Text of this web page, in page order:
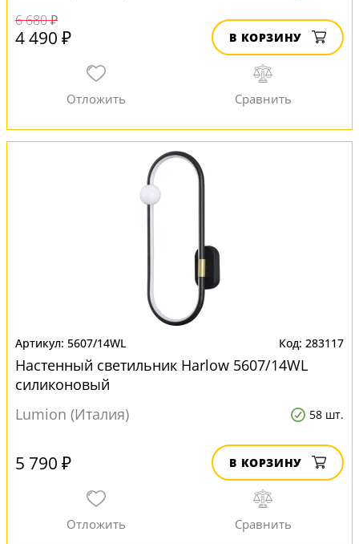
6 680 ₽
4 490 ₽ В КОРЗИНУ
5607/14WL 283117
Настенный светильник Harlow 5607/14WL
силиконовый
Lumion (Италия)
58 шт.
5 790 ₽ В КОРЗИНУ